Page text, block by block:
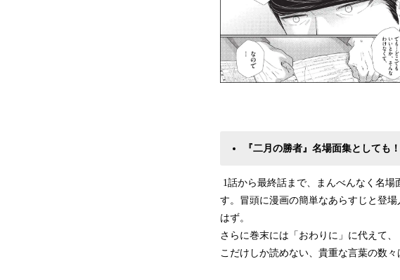
『二月の勝者』名場面集として
1話から最終話まで、まんべんなく名
す。冒頭に漫画の簡単なあらすじと登
はず。
さらに巻末には「おわりに」に代えて
こだけしか読めない、貴重な言葉の数々